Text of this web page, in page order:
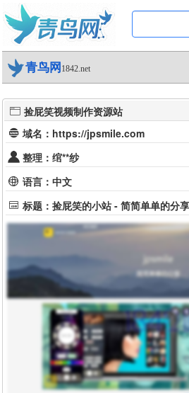
青鸟网 1842.net
捡屁笑视频制作资源站
域名：https://jpsmile.com
整理：绾**纱
语言：中文
标题：捡屁笑的小站 - 简简单单的分享